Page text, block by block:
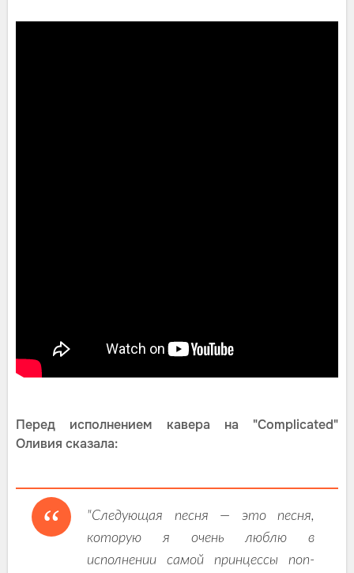
Перед исполнением кавера на "Complicated"
Оливия сказала:
"Следующая песня — это песня,
которую я очень люблю в
исполнении самой принцессы поп-